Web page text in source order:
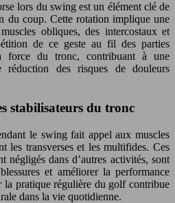
lors du swing est un élément clé de
du coup. Cette rotation implique une
obliques, des intercostaux et
de ce geste au fil des parties
force du tronc, contribuant à une
des risques de douleurs
stabilisateurs du tronc
le swing fait appel aux muscles
les transverses et les multifides. Ces
négligés dans d’autres activités, sont
et améliorer la performance
la pratique régulière du golf contribue
dans la vie quotidienne.